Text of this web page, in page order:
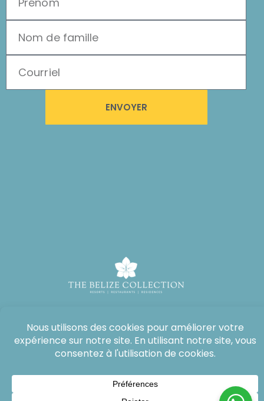
ENVOYER
Tous droits réservés : The Lodge at Jaguar Reef, 2026®.